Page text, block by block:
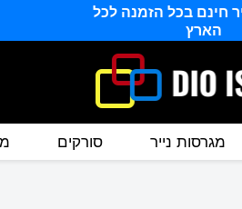
חינם בכל הזמנה לכל
הארץ
מגרסות נייר סורקים